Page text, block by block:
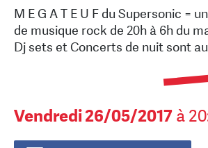
M E G A T E U F du Supersonic =
de musique rock de 20h à 6h du
Dj sets et Concerts de nuit sont
Vendredi 26/05/2017 à